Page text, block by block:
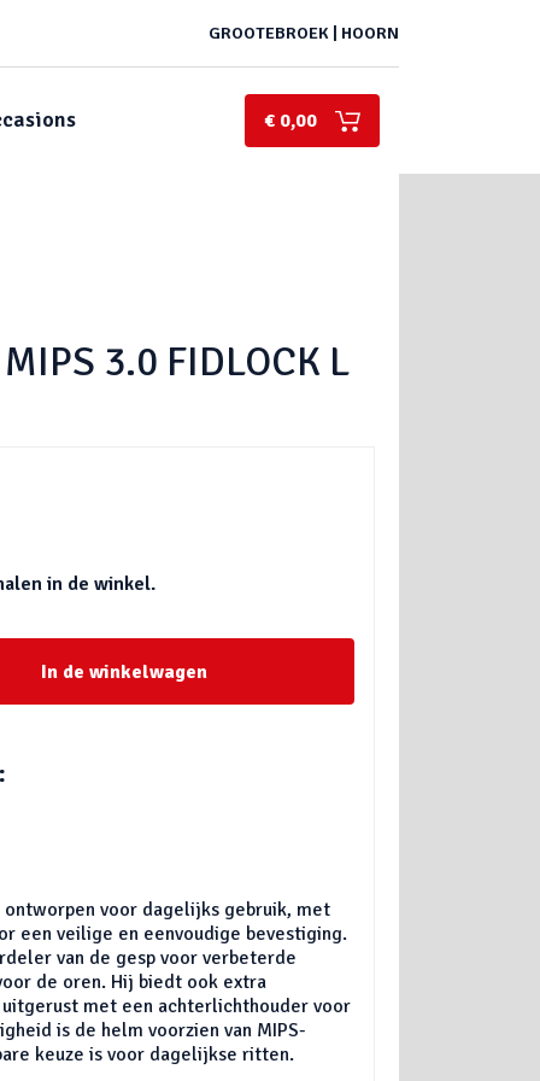
GROOTEBROEK | HOORN
€ 0,00
3.0 FIDLOCK L
in de winkel.
In de winkelwagen
voor dagelijks gebruik, met
een veilige en eenvoudige bevestiging.
van de gesp voor verbeterde
de oren. Hij biedt ook extra
met een achterlichthouder voor
is de helm voorzien van MIPS-
keuze is voor dagelijkse ritten.